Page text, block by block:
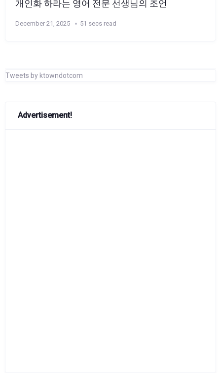
개인화 하라는 영어 전문 선생님의 조언
December 21, 2025 51 secs read
Tweets by ktowndotcom
Advertisement!